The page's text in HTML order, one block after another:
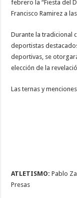
febrero la “Fiesta del
Francisco Ramirez a
Durante la tradicional
deportistas
deportivas, se
elección de la
Las ternas y
ATLETISMO:Pablo
Presas